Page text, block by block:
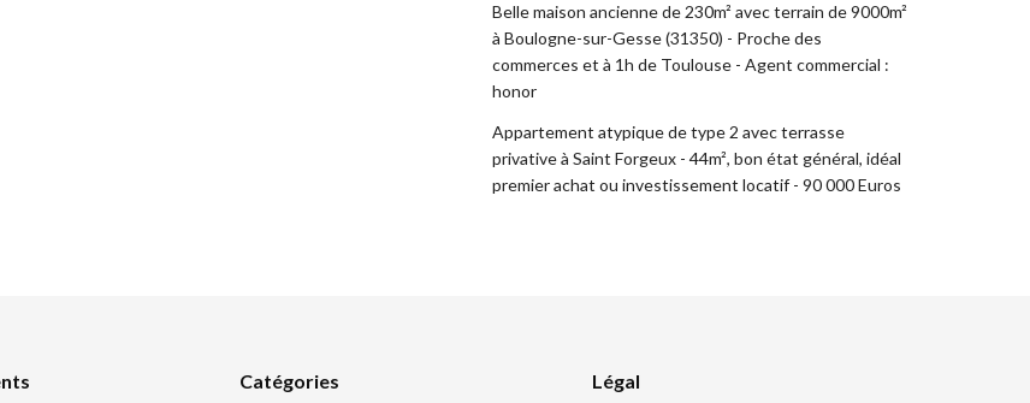
Belle maison ancienne de 230m² avec terrain de 9000m²
à Boulogne-sur-Gesse (31350) - Proche des
commerces et à 1h de Toulouse - Agent commercial :
honor
Appartement atypique de type 2 avec terrasse
privative à Saint Forgeux - 44m², bon état général, idéal
premier achat ou investissement locatif - 90 000 Euros
Catégories Légal